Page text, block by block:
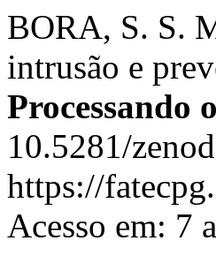
BORA, S. S.
intrusão e
Processando
10.5281/
https://
Acesso em: 7